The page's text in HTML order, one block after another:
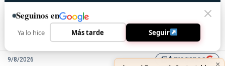
9/8/2026 library_addAgreganos
Seguinos en
Ya lo hice Más tarde Seguir